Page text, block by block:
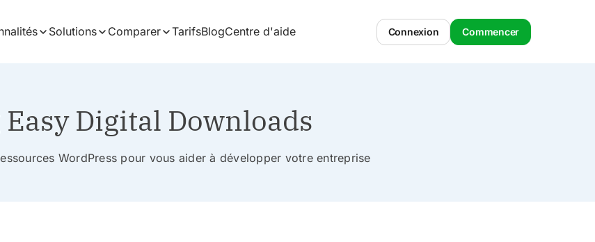
Solutions Comparer TarifsBlogCentre d'aide Connexion Commencer
Easy Digital Downloads
WordPress pour vous aider à développer votre entreprise